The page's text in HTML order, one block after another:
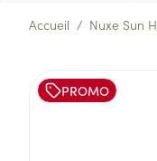
Accueil / Nuxe Sun
PROMO
Nuxe